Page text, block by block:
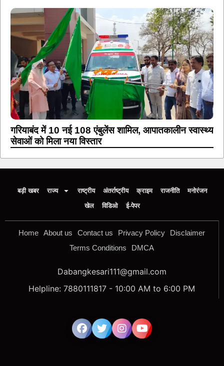
गरियाबंद में 10 नई 108 एंबुलेंस शामिल, आपातकालीन स्वास्थ्य
सेवाओं को मिला नया विस्तार
बड़ी खबर राज्य राष्ट्रीय अंतर्राष्ट्रीय क्राइम राजनीति
मनोरंजन
खेल
विडिओ ई-पेपर
Home About us Contact us Privacy Policy
Disclaimer
Terms Conditions
DMCA
Dabangkesari111@gmail.com
Helpline: 7880111817 - 10:00 AM to 6:00 PM